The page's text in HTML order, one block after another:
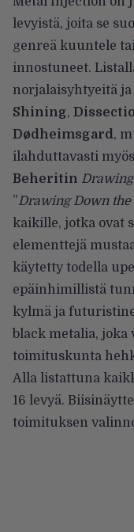
levyistä, joita se
genreä kuuntele
innostuneet.
norjalaisyhtyeitä
Shining,
Dødheimsgard,
ilahduttavasti
Beheritin
”Drawing Down the
kaikille, jotka ovat
elementtejä
käytetty todella
epäinhimillistä
kylmä ja
black metalia, joka
toimituskunta
Alla listattuna
16 levyä.
toimituksen